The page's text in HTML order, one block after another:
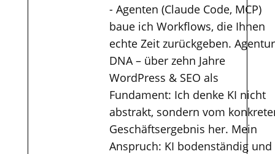
- Agenten (Claude Code, MCP)
baue ich Workflows, die Ihnen
echte Zeit zurückgeben.
DNA – über zehn Jahre
WordPress & SEO als
Fundament: Ich denke KI nicht
abstrakt, sondern vom
Geschäftsergebnis her. Mein
Anspruch: KI bodenständig und